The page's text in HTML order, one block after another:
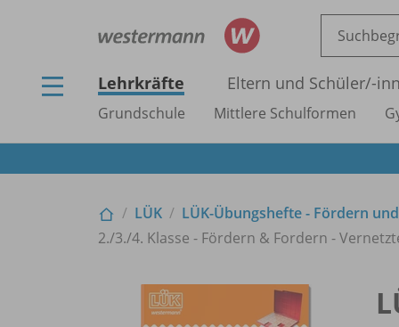
Lehrkräfte Eltern und Schüler/-
Grundschule Mittlere Schulformen
LÜK
LÜK-Übungshefte - Fördern
2./3./4. Klasse - Fördern & Fordern -